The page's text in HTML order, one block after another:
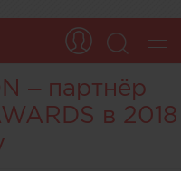
– партнёр
в 2018